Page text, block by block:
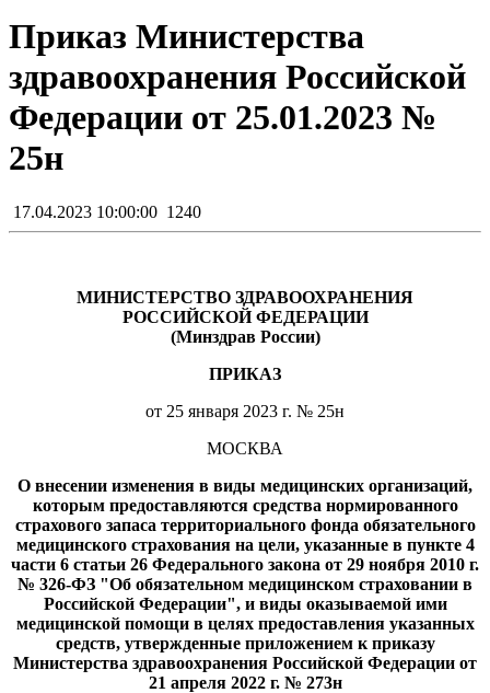
Приказ Министерства
здравоохранения Российской
Федерации от 25.01.2023 №
25н
17.04.2023 10:00:00 1240
МИНИСТЕРСТВО ЗДРАВООХРАНЕНИЯ
РОССИЙСКОЙ ФЕДЕРАЦИИ
(Минздрав России)
ПРИКАЗ
от 25 января 2023 г. № 25н
МОСКВА
О внесении изменения в виды медицинских организаций,
которым предоставляются средства нормированного
страхового запаса территориального фонда обязательного
медицинского страхования на цели, указанные в пункте 4
части 6 статьи 26 Федерального закона от 29 ноября 2010 г.
№ 326-ФЗ "Об обязательном медицинском страховании в
Российской Федерации", и виды оказываемой ими
медицинской помощи в целях предоставления указанных
средств, утвержденные приложением к приказу
Министерства здравоохранения Российской Федерации от
21 апреля 2022 г. № 273н